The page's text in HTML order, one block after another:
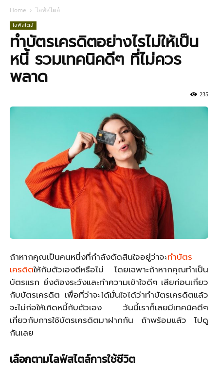
Home ไลฟ์สไตล์
ไลฟ์สไตล์
ทำบัตรเครดิตอย่างไรไม่ให้เป็น
หนี้ รวมเทคนิคดีๆ ที่ไม่ควร
พลาด
235
ถ้าหากคุณเป็นคนหนึ่งที่กำลังตัดสินใจอยู่ว่าจะทำบัตร
เครดิตให้กับตัวเองดีหรือไม่ โดยเฉพาะถ้าหากคุณทำเป็น
บัตรแรก ยิ่งต้องระวังและทำความเข้าใจดีๆ เสียก่อนเกี่ยว
กับบัตรเครดิต เพื่อที่ว่าจะได้มั่นใจได้ว่าทำบัตรเครดิตแล้ว
จะไม่ก่อให้เกิดหนี้กับตัวเอง วันนี้เราก็เลยมีเทคนิคดีๆ
เกี่ยวกับการใช้บัตรเครดิตมาฝากกัน ถ้าพร้อมแล้ว ไปดู
กันเลย
เลือกตามไลฟ์สไตล์การใช้ชีวิต